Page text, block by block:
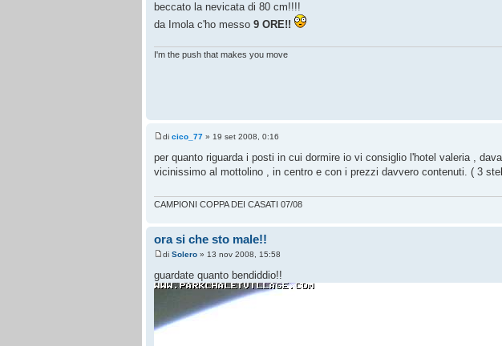
beccato la nevicata di 80 cm!!!!
da Imola c'ho messo 9 ORE!!
I'm the push that makes you move
di cico_77 » 19 set 2008, 0:16
per quanto riguarda i posti in cui dormire io vi consiglio l'hotel valeria ,
vicinissimo al mottolino , in centro e con i prezzi davvero contenuti. ( 3
CAMPIONI COPPA DEI CASATI 07/08
ora si che sto male!!
di Solero » 13 nov 2008, 15:58
guardate quanto bendiddio!!